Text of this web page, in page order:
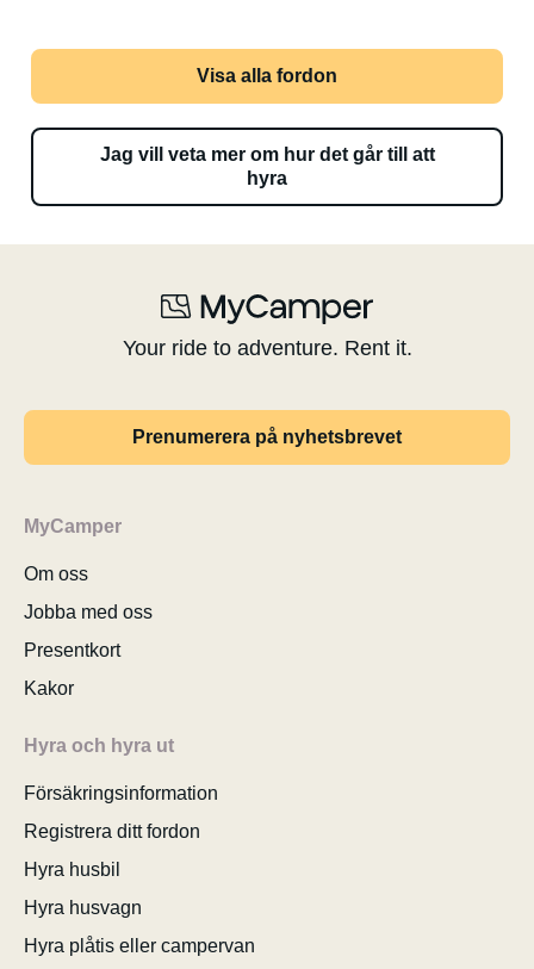
Visa alla fordon
Jag vill veta mer om hur det går till att
hyra
Your ride to adventure. Rent it.
Prenumerera på nyhetsbrevet
MyCamper
Om oss
Jobba med oss
Presentkort
Kakor
Hyra och hyra ut
Försäkringsinformation
Registrera ditt fordon
Hyra husbil
Hyra husvagn
Hyra plåtis eller campervan